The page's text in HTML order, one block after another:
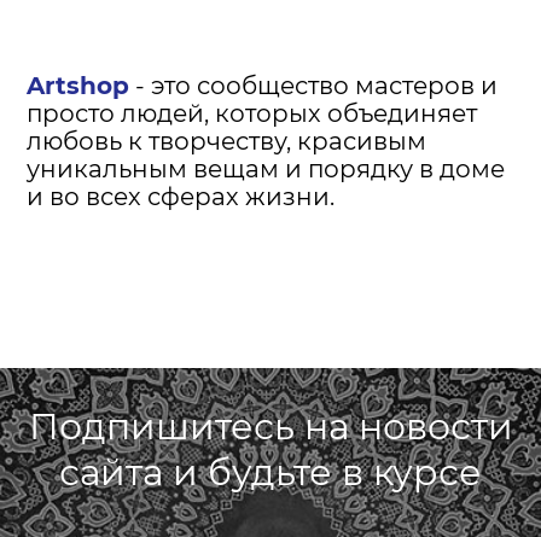
Artshop - это сообщество мастеров и
просто людей, которых объединяет
любовь к творчеству, красивым
уникальным вещам и порядку в доме
и во всех сферах жизни.
Подпишитесь на новости
сайта и будьте в курсе